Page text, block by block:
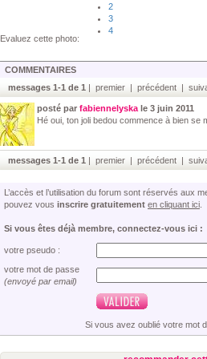
Evaluez cette photo:
2
3
4
COMMENTAIRES
messages 1-1 de 1 | premier | précédent |
posté par fabiennelyska le 3 juin 2011
Hé oui, ton joli bedou commence à bien se
messages 1-1 de 1 | premier | précédent |
L’accès et l’utilisation du forum sont réservés aux
pouvez vous inscrire gratuitement en cliquant ici
Si vous êtes déjà membre, connectez-vous ici :
votre pseudo :
votre mot de passe
(envoyé par email)
Si vous avez oublié votre mot